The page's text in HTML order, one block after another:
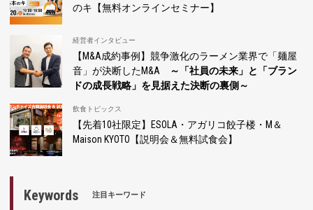
のキ【無料オンラインセミナー】
経営者インタビュー
【M&A成約事例】競争激化のラーメン業界で「麺屋
音」が決断したM&A
～「社員の未来」と「ブラン
ドの成長戦略」を見据えた決断の裏側～
飲食トピックス
【先着10社限定】ESOLA・アガリコ餃子楼・M＆
Maison KYOTO【説明会＆無料試食会】
Keywords 注目キーワード